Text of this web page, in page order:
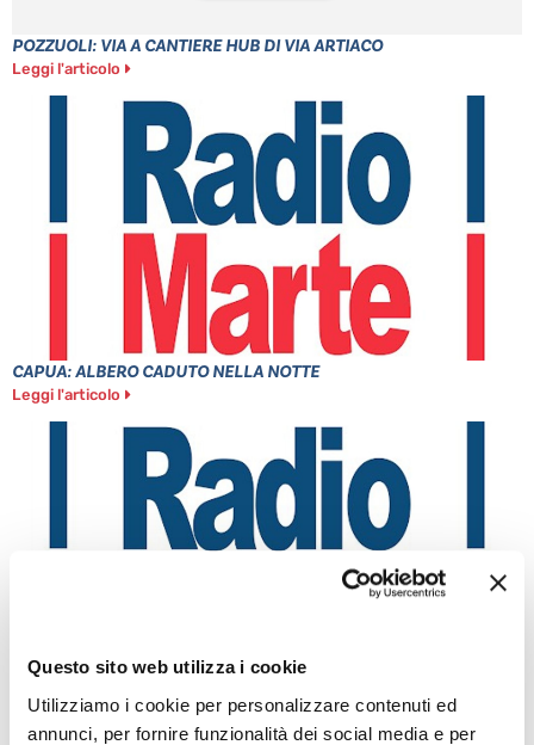
Questo sito web utilizza i cookie
Utilizziamo i cookie per personalizzare contenuti ed
annunci, per fornire funzionalità dei social media e per
POZZUOLI: VIA A CANTIERE HUB DI VIA ARTIACO
Leggi l'articolo
CAPUA: ALBERO CADUTO NELLA NOTTE
Leggi l'articolo
MINISTRO PIANTEDOSI A POZZUOLI